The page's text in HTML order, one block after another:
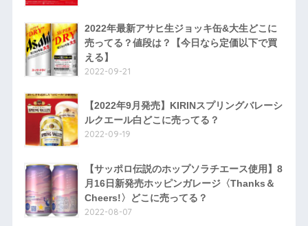
2022年最新アサヒ生ジョッキ缶&大生どこに
売ってる？値段は？【今日なら定価以下で買
える】
2022-09-21
【2022年9月発売】KIRINスプリングバレーシ
ルクエール白どこに売ってる？
2022-09-19
【サッポロ伝説のホップソラチエース使用】8
月16日新発売ホッピンガレージ〈Thanks＆
Cheers!〉どこに売ってる？
2022-08-07